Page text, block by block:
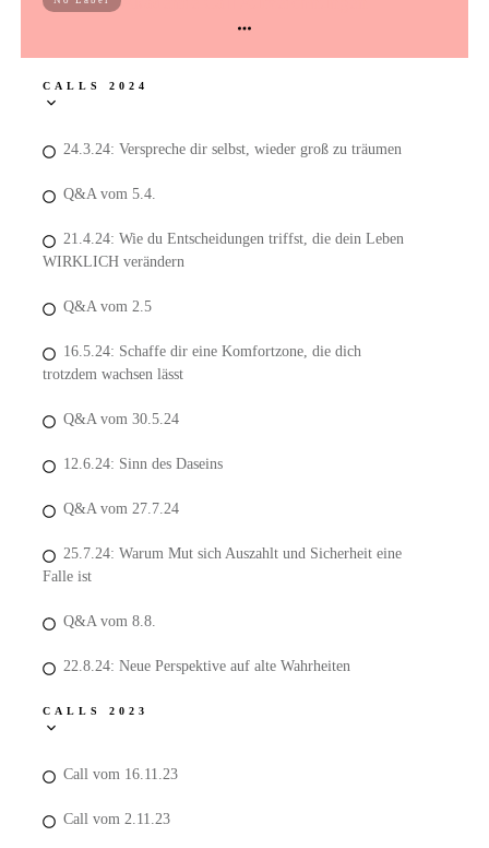
CALLS 2024
24.3.24: Verspreche dir selbst, wieder groß zu träumen
Q&A vom 5.4.
21.4.24: Wie du Entscheidungen triffst, die dein Leben
WIRKLICH verändern
Q&A vom 2.5
16.5.24: Schaffe dir eine Komfortzone, die dich
trotzdem wachsen lässt
Q&A vom 30.5.24
12.6.24: Sinn des Daseins
Q&A vom 27.7.24
25.7.24: Warum Mut sich Auszahlt und Sicherheit eine
Falle ist
Q&A vom 8.8.
22.8.24: Neue Perspektive auf alte Wahrheiten
CALLS 2023
Call vom 16.11.23
Call vom 2.11.23